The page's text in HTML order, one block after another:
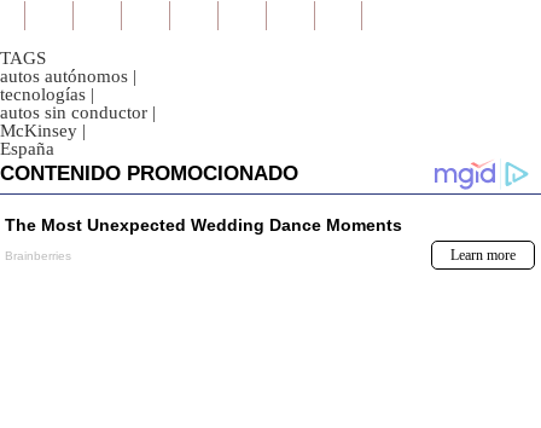
TAGS
autos autónomos |
tecnologías |
autos sin conductor |
McKinsey |
España